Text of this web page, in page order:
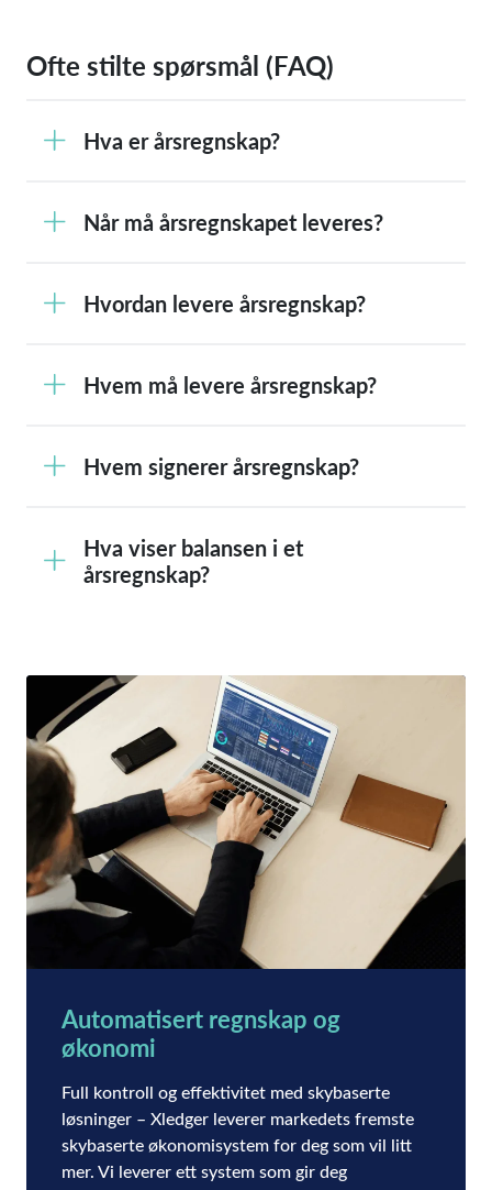
Ofte stilte spørsmål (FAQ)
Hva er årsregnskap?
Når må årsregnskapet leveres?
Hvordan levere årsregnskap?
Hvem må levere årsregnskap?
Hvem signerer årsregnskap?
Hva viser balansen i et
årsregnskap?
Automatisert regnskap og
økonomi
Full kontroll og effektivitet med skybaserte
løsninger – Xledger leverer markedets fremste
skybaserte økonomisystem for deg som vil litt
mer. Vi leverer ett system som gir deg